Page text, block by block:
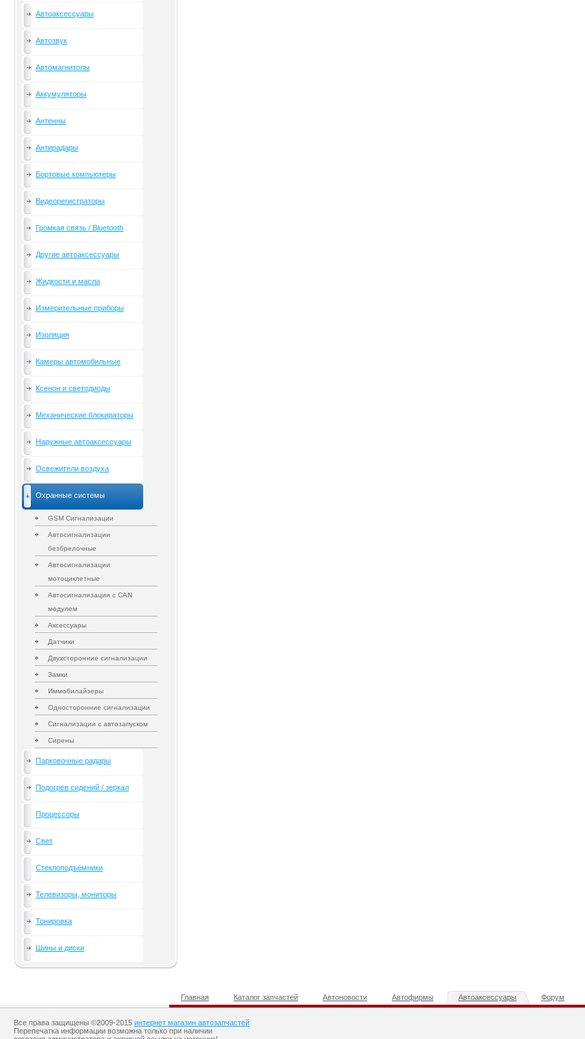
Автоаксессуары
Автозвук
Автомагнитолы
Аккумуляторы
Антенны
Антирадары
Бортовые компьютеры
Видеорегистраторы
Громкая связь / Bluetooth
Другие автоаксессуары
Жидкости и масла
Измерительные приборы
Изоляция
Камеры автомобильные
Ксенон и светодиоды
Механические блокираторы
Наружные автоаксессуары
Освежители воздуха
Охранные системы
GSM Сигнализации
Автосигнализации
безбрелочные
Автосигнализации
мотоциклетные
Автосигнализации с CAN
модулем
Аксессуары
Датчики
Двухсторонние сигнализации
Замки
Иммобилайзеры
Односторонние сигнализации
Сигнализации с автозапуском
Сирены
Парковочные радары
Подогрев сидений / зеркал
Процессоры
Свет
Стеклоподъёмники
Телевизоры, мониторы
Тонировка
Шины и диски
Главная Каталог запчастей Автоновости Автофирмы Автоаксессуары Форум
Все права защищены ©2009-2015 интернет магазин автозапчастей
Перепечатка информации возможна только при наличии